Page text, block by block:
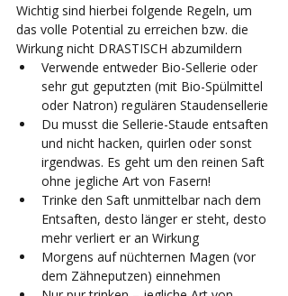
Wichtig sind hierbei folgende Regeln, um
das volle Potential zu erreichen bzw. die
Wirkung nicht DRASTISCH abzumildern
Verwende entweder Bio-Sellerie oder
sehr gut geputzten (mit Bio-Spülmittel
oder Natron) regulären Staudensellerie
Du musst die Sellerie-Staude entsaften
und nicht hacken, quirlen oder sonst
irgendwas. Es geht um den reinen Saft
ohne jegliche Art von Fasern!
Trinke den Saft unmittelbar nach dem
Entsaften, desto länger er steht, desto
mehr verliert er an Wirkung
Morgens auf nüchternen Magen (vor
dem Zähneputzen) einnehmen